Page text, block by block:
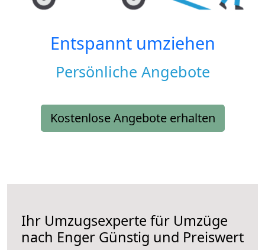
Entspannt umziehen
Persönliche Angebote
Kostenlose Angebote erhalten
Ihr Umzugsexperte für Umzüge
nach Enger Günstig und Preiswert